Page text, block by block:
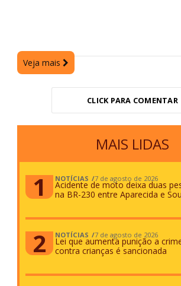
Veja mais
CLICK PARA COMENTAR
MAIS LIDAS
NOTÍCIAS 7 de agosto de 2026
Acidente de moto deixa duas
na BR-230 entre Aparecida e
NOTÍCIAS 7 de agosto de 2026
Lei que aumenta punição a
contra crianças é sancionada